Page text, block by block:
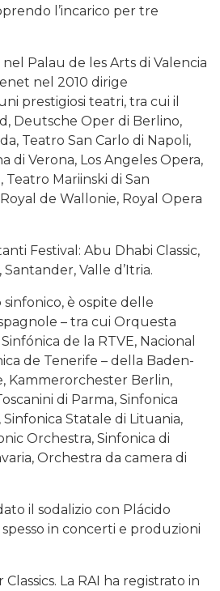
l’incarico per tre
Palau de les Arts di Valencia
nel 2010 dirige
prestigiosi teatri, tra cui il
Deutsche Oper di Berlino,
Teatro San Carlo di Napoli,
di Verona, Los Angeles Opera,
Teatro Mariinski di San
de Wallonie, Royal Opera
Festival: Abu Dhabi Classic,
Valle d’Itria.
è ospite delle
– tra cui Orquesta
de la RTVE, Nacional
de Tenerife – della Baden-
Kammerorchester Berlin,
di Parma, Sinfonica
Sinfonica Statale di Lituania,
Orchestra, Sinfonica di
Orchestra da camera di
il sodalizio con Plácido
in concerti e produzioni
La RAI ha registrato in